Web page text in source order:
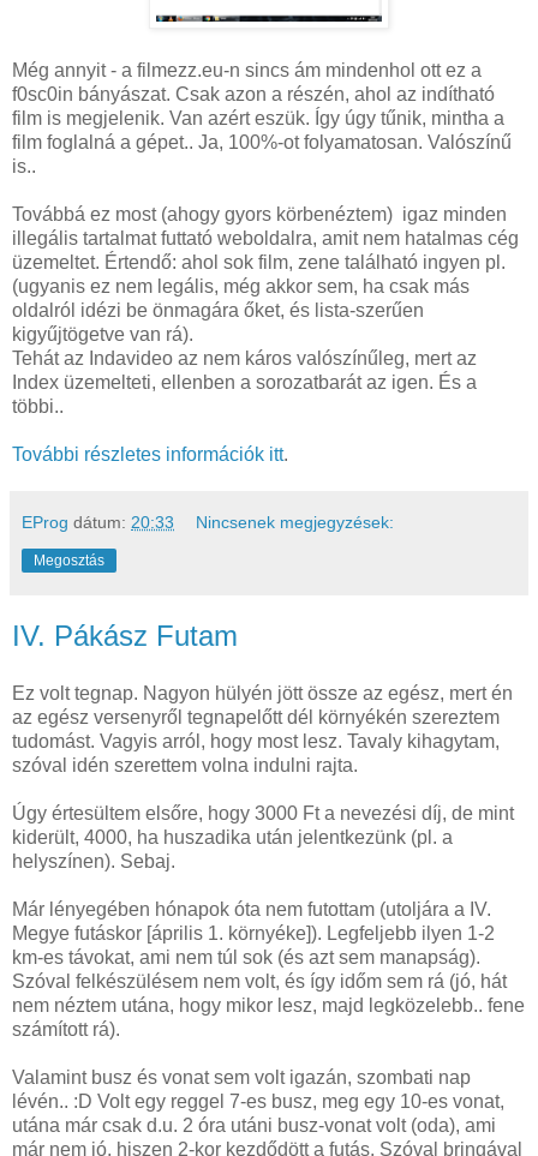
Még annyit - a filmezz.eu-n sincs ám mindenhol ott ez a
f0sc0in bányászat. Csak azon a részén, ahol az indítható
film is megjelenik. Van azért eszük. Így úgy tűnik, mintha a
film foglalná a gépet.. Ja, 100%-ot folyamatosan. Valószínű
is..
Továbbá ez most (ahogy gyors körbenéztem) igaz minden
illegális tartalmat futtató weboldalra, amit nem hatalmas cég
üzemeltet. Értendő: ahol sok film, zene található ingyen pl.
(ugyanis ez nem legális, még akkor sem, ha csak más
oldalról idézi be önmagára őket, és lista-szerűen
kigyűjtögetve van rá).
Tehát az Indavideo az nem káros valószínűleg, mert az
Index üzemelteti, ellenben a sorozatbarát az igen. És a
többi..
További részletes információk itt.
EProg dátum: 20:33 Nincsenek megjegyzések:
Megosztás
IV. Pákász Futam
Ez volt tegnap. Nagyon hülyén jött össze az egész, mert én
az egész versenyről tegnapelőtt dél környékén szereztem
tudomást. Vagyis arról, hogy most lesz. Tavaly kihagytam,
szóval idén szerettem volna indulni rajta.
Úgy értesültem elsőre, hogy 3000 Ft a nevezési díj, de mint
kiderült, 4000, ha huszadika után jelentkezünk (pl. a
helyszínen). Sebaj.
Már lényegében hónapok óta nem futottam (utoljára a IV.
Megye futáskor [április 1. környéke]). Legfeljebb ilyen 1-2
km-es távokat, ami nem túl sok (és azt sem manapság).
Szóval felkészülésem nem volt, és így időm sem rá (jó, hát
nem néztem utána, hogy mikor lesz, majd legközelebb.. fene
számított rá).
Valamint busz és vonat sem volt igazán, szombati nap
lévén.. :D Volt egy reggel 7-es busz, meg egy 10-es vonat,
utána már csak d.u. 2 óra utáni busz-vonat volt (oda), ami
már nem jó, hiszen 2-kor kezdődött a futás. Szóval bringával